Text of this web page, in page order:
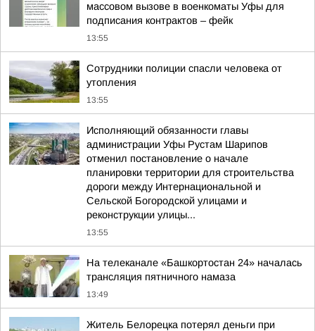
массовом вызове в военкоматы Уфы для
подписания контрактов – фейк
13:55
Сотрудники полиции спасли человека от
утопления
13:55
Исполняющий обязанности главы
администрации Уфы Рустам Шарипов
отменил постановление о начале
планировки территории для строительства
дороги между Интернациональной и
Сельской Богородской улицами и
реконструкции улицы...
13:55
На телеканале «Башкортостан 24» началась
трансляция пятничного намаза
13:49
Житель Белорецка потерял деньги при